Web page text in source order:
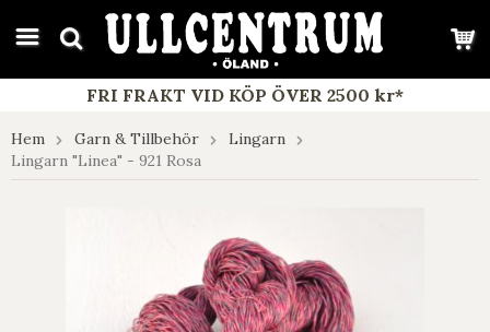
google-site-verification: google7e4b1026db5d9f32.html
FRI FRAKT VID KÖP ÖVER 2500 kr*
Hem Garn & Tillbehör
Lingarn
Lingarn "Linea" - 921 Rosa